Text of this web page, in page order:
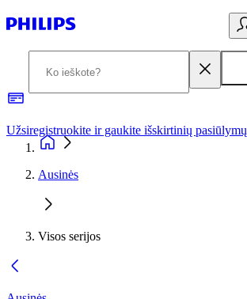
Užsiregistruokite ir gaukite išskirtinių pasiūlymų
Ausinės
Visos serijos